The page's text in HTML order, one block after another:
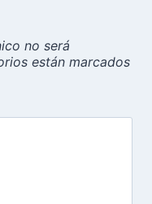
no será
están marcados